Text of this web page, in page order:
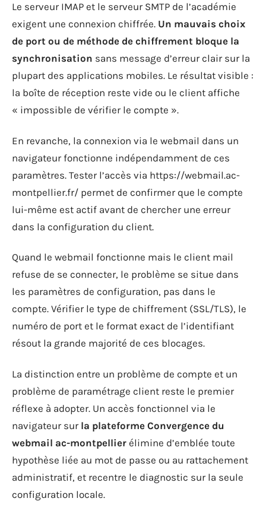
Le serveur IMAP et le serveur SMTP de l’académie
exigent une connexion chiffrée. Un mauvais choix
de port ou de méthode de chiffrement bloque la
synchronisation sans message d’erreur clair sur la
plupart des applications mobiles. Le résultat visible :
la boîte de réception reste vide ou le client affiche
« impossible de vérifier le compte ».
En revanche, la connexion via le webmail dans un
navigateur fonctionne indépendamment de ces
paramètres. Tester l’accès via https://webmail.ac-
montpellier.fr/ permet de confirmer que le compte
lui-même est actif avant de chercher une erreur
dans la configuration du client.
Quand le webmail fonctionne mais le client mail
refuse de se connecter, le problème se situe dans
les paramètres de configuration, pas dans le
compte. Vérifier le type de chiffrement (SSL/TLS), le
numéro de port et le format exact de l’identifiant
résout la grande majorité de ces blocages.
La distinction entre un problème de compte et un
problème de paramétrage client reste le premier
réflexe à adopter. Un accès fonctionnel via le
navigateur sur la plateforme Convergence du
webmail ac-montpellier élimine d’emblée toute
hypothèse liée au mot de passe ou au rattachement
administratif, et recentre le diagnostic sur la seule
configuration locale.